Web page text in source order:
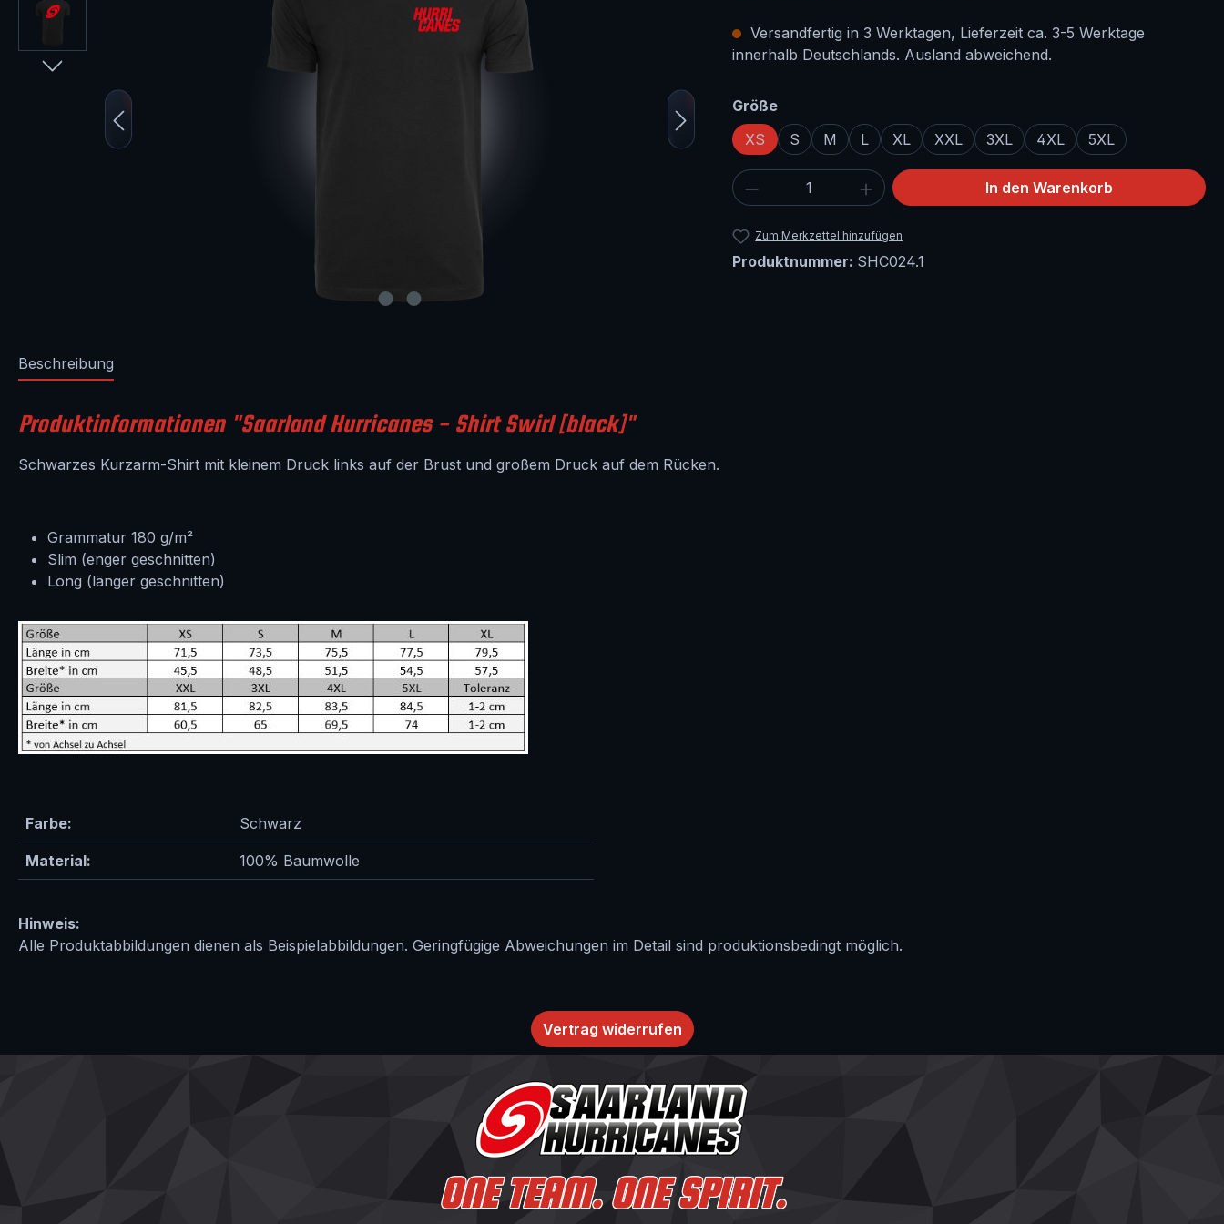
Hinweis:
Alle Produktabbildungen dienen als Beispielabbildungen. Geringfügige Abweichungen im Detail sind produktionsbedingt möglich.
Versandfertig in 3 Werktagen, Lieferzeit ca. 3-5 Werktage
innerhalb Deutschlands. Ausland abweichend.
Größeauswählen
XS
S M L XL XXL 3XL 4XL 5XL
Produkt Anzahl: Gib den gewünschten Wert
In den Warenkorb
Zum Merkzettel hinzufügen
Produktnummer: SHC024.1
Beschreibung
Produktinformationen "Saarland Hurricanes - Shirt Swirl [black]"
Schwarzes Kurzarm-Shirt mit kleinem Druck links auf der Brust und großem Druck auf dem Rücken.
Grammatur 180 g/m²
Slim (enger geschnitten)
Long (länger geschnitten)
Farbe: Schwarz
Material: 100% Baumwolle
Vertrag widerrufen